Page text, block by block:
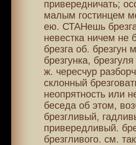
привередничать;
малым гостинцем
ею. СТАНешь
невестка ничем не
брезга об. брезгун
брезгунка,
ж. чересчур
склонный
неопрятность или
беседа об этом,
брезгливый,
привередливый.
брезгливого. см.